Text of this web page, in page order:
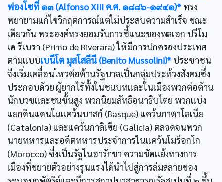
ฟองโซที่ ๑๓ (Alfonso XIII ค.ศ. ๑๘๘๖-๑๙๔๑)* ทรง
พยายามแก้ไขวิกฤตการณ์แต่ไม่ประสบความสำเร็จ ขณะ
เดียวกัน พระองค์ทรงยอมรับการชี้แนะของพลเอก ปรีโม
เด รีเบรา (Primo de Riverara) ให้มีการปกครองประเทศ
ตามแบบเบนีโต มุสโสลีนี (Benito Mussolini)* ประชาชน
จึงเริ่มเคลื่อนไหวต่อต้านรัฐบาลเป็นกลุ่มประท้วงสังคมซึ่ง
ประกอบด้วย ผู้ยากไร้ทั้งในชนบทและในเมืองพวกต่อต้าน
นักบวชและชนชั้นสูง พวกนิยมลัทธิอนาธิบไตย พวกแบ่ง
แยกดินแดนในแคว้นบาสก์ (Basque) แคว้นกาตาโลเนีย
(Catalonia) และแคว้นกาลิเซีย (Galicia) ตลอดจนพวก
นายทหารและอดีตทหารประจำการในแคว้นโมร็อกโก
(Morocco) ซึ่งเป็นรัฐในอารักขา ความขัดแย้งทางการ
เมืองที่ขยายตัวอย่างรุนแรงได้นำไปสู่การล่มสลายของ